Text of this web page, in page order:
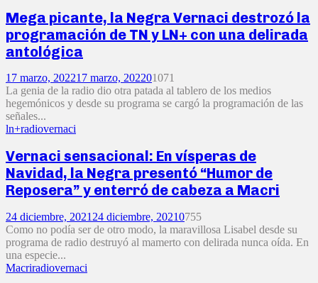
Mega picante, la Negra Vernaci destrozó la
programación de TN y LN+ con una delirada
antológica
17 marzo, 202217 marzo, 202201071
La genia de la radio dio otra patada al tablero de los medios
hegemónicos y desde su programa se cargó la programación de las
señales...
ln+radiovernaci
Vernaci sensacional: En vísperas de
Navidad, la Negra presentó “Humor de
Reposera” y enterró de cabeza a Macri
24 diciembre, 2021 24 diciembre, 20210755
Como no podía ser de otro modo, la maravillosa Lisabel desde su
programa de radio destruyó al mamerto con delirada nunca oída. En
una especie...
Macriradiovernaci